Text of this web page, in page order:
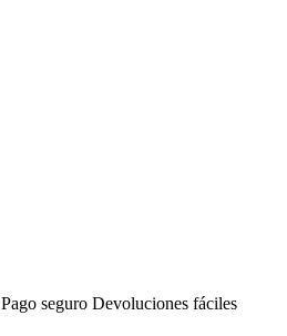
Pago seguro Devoluciones fáciles